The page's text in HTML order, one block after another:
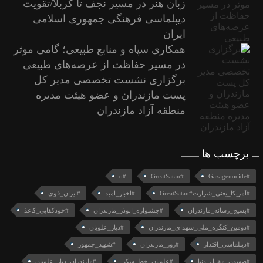
زبان هنر در مسیر نجف تا کربلا/تقویت
دیپلماسی فرهنگی جمهوری اسلامی
ایران
همکاری سپاه و منابع طبیعی؛ گامی موثر
در مسیر حفاظت از عرصه‌های طبیعی
برگزاری نشست تخصصی مدیر کل
پست مازندران و عضو هیئت مدیره
منطقه آزاد مازندران
برچسب ها
#Gazagenocide
#GreatSatan
#o
#آمریکا_یعنی_شرارت#GreatSatan #اخبار_امید #ایران_قوی
#بسیج_رسانه_مازندران #جشنواره_ابوذر_مازندران #خودکفایی_کاغذ
#دومین_کنگره_ملی_شهدای_مازندران #دیار_علویان
#دیپلماسی_اقتدار #روز_مازندران #شهید_جمهور
#صهیون_مقابل_دنیا #علویان_خط_شکن #مازندران_دیار_علویان